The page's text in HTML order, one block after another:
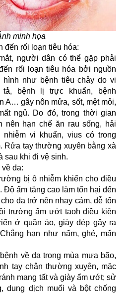
minh họa
đến rối loạn tiêu hóa:
người dân có thể gặp phải
rối loạn tiêu hóa bởi nguồn
như bệnh tiêu chảy do vi
tả, bệnh lị trực khuẩn, bệnh
A… gây nôn mửa, sốt, mệt mỏi,
ngủ. Do đó, trong thời gian
nên hạn chế ăn rau sống, hải
vi khuẩn, vius có trong
Rửa tay thường xuyên bằng xà
sau khi đi vệ sinh.
da:
bị ô nhiễm khiến cho điều
Độ ẩm tăng cao làm tổn hại đến
da trở nên nhạy cảm, dễ tổn
trường ẩm ướt taoh điều kiện
ở quần áo, giày dép gây ra
hạn như nấm, ghẻ, mẩn
bệnh về da trong mùa mưa bão,
tay chân thường xuyên, mặc
mang tất và giày ẩm ướt; sử
dung dịch muối và bột chống